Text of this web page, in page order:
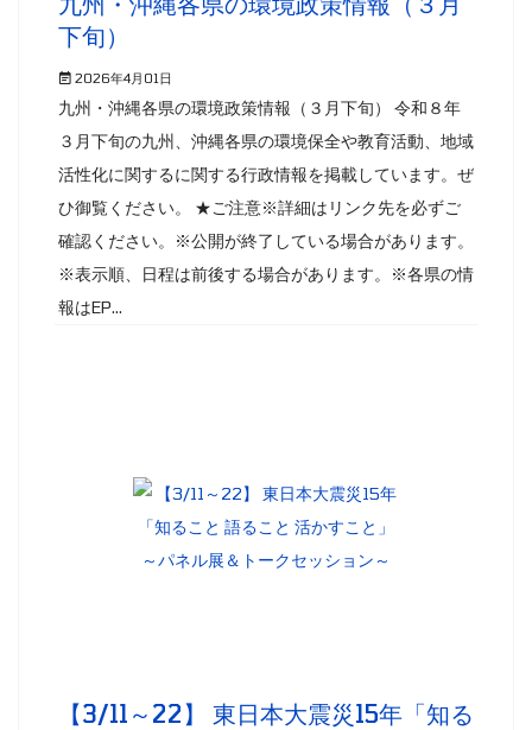
下旬）
2026年4月01日
九州・沖縄各県の環境政策情報（３月下旬） 令和８年
３月下旬の九州、沖縄各県の環境保全や教育活動、地域
活性化に関するに関する行政情報を掲載しています。ぜ
ひ御覧ください。 ★ご注意※詳細はリンク先を必ずご
確認ください。※公開が終了している場合があります。
※表示順、日程は前後する場合があります。※各県の情
報はEP...
【3/11～22】 東日本大震災15年「知る